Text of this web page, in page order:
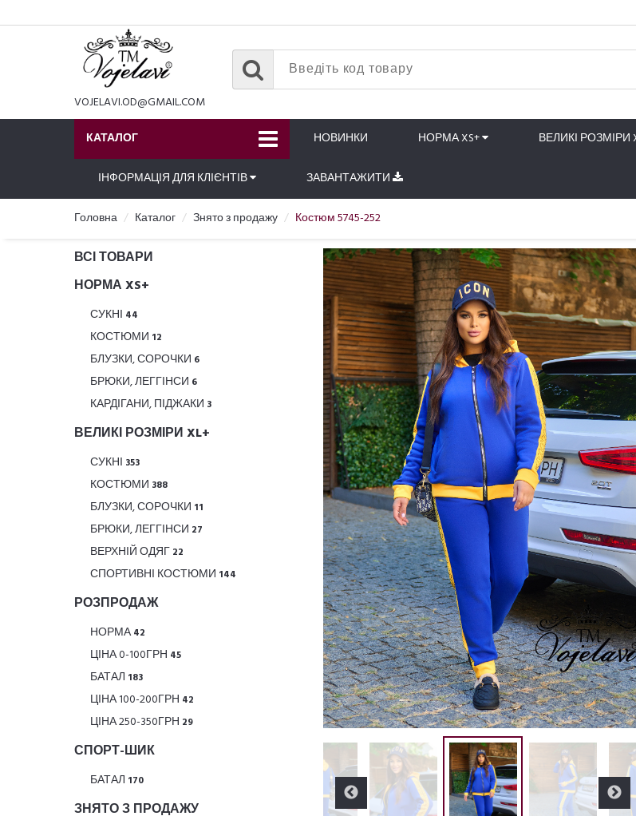
VOJELAVI.OD@GMAIL.COM
КАТАЛОГ НОВИНКИ НОРМА XS+ ВЕЛИКІ РОЗМІРИ
ІНФОРМАЦІЯ ДЛЯ КЛІЄНТІВ ЗАВАНТАЖИТИ
Головна Каталог Знято з продажу Костюм 5745-252
ВСІ ТОВАРИ
НОРМА XS+
СУКНІ 44
КОСТЮМИ 12
БЛУЗКИ, СОРОЧКИ 6
БРЮКИ, ЛЕГГІНСИ 6
КАРДІГАНИ, ПІДЖАКИ 3
ВЕЛИКІ РОЗМІРИ XL+
СУКНІ 353
КОСТЮМИ 388
БЛУЗКИ, СОРОЧКИ 11
БРЮКИ, ЛЕГГІНСИ 27
ВЕРХНІЙ ОДЯГ 22
СПОРТИВНІ КОСТЮМИ 144
РОЗПРОДАЖ
НОРМА42
ЦІНА 0-100ГРН 45
БАТАЛ 183
ЦІНА 100-200ГРН 42
ЦІНА 250-350ГРН 29
СПОРТ-ШИК
БАТАЛ 170
ЗНЯТО З ПРОДАЖУ